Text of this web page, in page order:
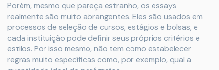
Porém, mesmo que pareça estranho, os essays
realmente são muito abrangentes. Eles são usados em
processos de seleção de cursos, estágios e bolsas, e
cada instituição pode definir seus próprios critérios e
estilos. Por isso mesmo, não tem como estabelecer
regras muito específicas como, por exemplo, qual a